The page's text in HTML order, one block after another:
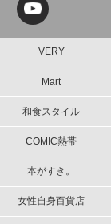
VERY
Mart
和食スタイル
COMIC熱帯
本がすき。
女性自身百貨店